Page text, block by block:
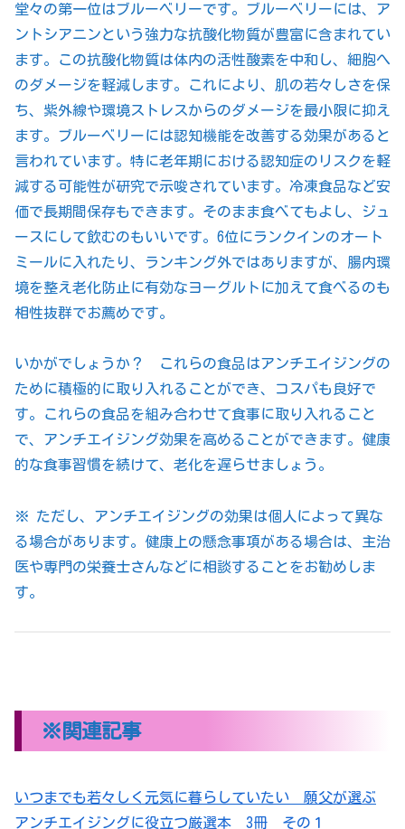
堂々の第一位はブルーベリーです。ブルーベリーには、ア
ントシアニンという強力な抗酸化物質が豊富に含まれてい
ます。この抗酸化物質は体内の活性酸素を中和し、細胞へ
のダメージを軽減します。これにより、肌の若々しさを保
ち、紫外線や環境ストレスからのダメージを最小限に抑え
ます。ブルーベリーには認知機能を改善する効果があると
言われています。特に老年期における認知症のリスクを軽
減する可能性が研究で示唆されています。冷凍食品など安
価で長期間保存もできます。そのまま食べてもよし、ジュ
ースにして飲むのもいいです。6位にランクインのオート
ミールに入れたり、ランキング外ではありますが、腸内環
境を整え老化防止に有効なヨーグルトに加えて食べるのも
相性抜群でお薦めです。
いかがでしょうか？ これらの食品はアンチエイジングの
ために積極的に取り入れることができ、コスパも良好で
す。これらの食品を組み合わせて食事に取り入れること
で、アンチエイジング効果を高めることができます。健康
的な食事習慣を続けて、老化を遅らせましょう。
※ ただし、アンチエイジングの効果は個人によって異な
る場合があります。健康上の懸念事項がある場合は、主治
医や専門の栄養士さんなどに相談することをお勧めしま
す。
※関連記事
いつまでも若々しく元気に暮らしていたい 願父が選ぶ
アンチエイジングに役立つ厳選本 3冊 その１